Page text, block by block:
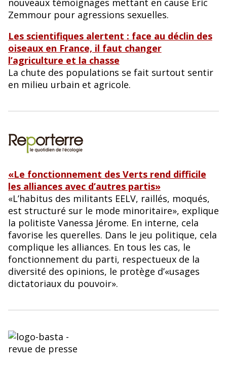
nouveaux témoignages mettant en cause Eric
Zemmour pour agressions sexuelles.
Les scientifiques alertent : face au déclin des
oiseaux en France, il faut changer
l’agriculture et la chasse
La chute des populations se fait surtout sentir
en milieu urbain et agricole.
«Le fonctionnement des Verts rend difficile
les alliances avec d’autres partis»
«L’habitus des militants EELV, raillés, moqués,
est structuré sur le mode minoritaire», explique
la politiste Vanessa Jérome. En interne, cela
favorise les querelles. Dans le jeu politique, cela
complique les alliances. En tous les cas, le
fonctionnement du parti, respectueux de la
diversité des opinions, le protège d’«usages
dictatoriaux du pouvoir».